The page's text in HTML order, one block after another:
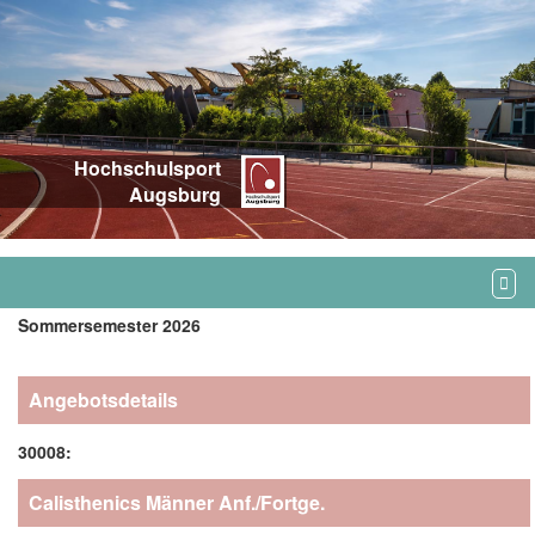
Hochschulsport
Augsburg
Sommersemester 2026
Angebotsdetails
30008:
Calisthenics Männer Anf./Fortge.